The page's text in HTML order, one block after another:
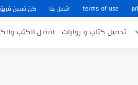
terms-of-use اتصل بنا كن ضمن
تحميل كتاب و روايات افضل الكتب